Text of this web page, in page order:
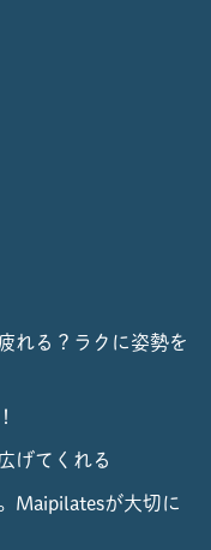
れる？ラクに姿勢を
げてくれる
Maipilatesが大切に